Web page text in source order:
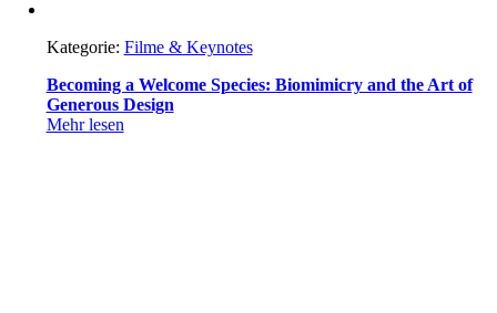
Kategorie: Filme & Keynotes
Becoming a Welcome Species: Biomimicry and the Art of
Generous Design
Mehr lesen